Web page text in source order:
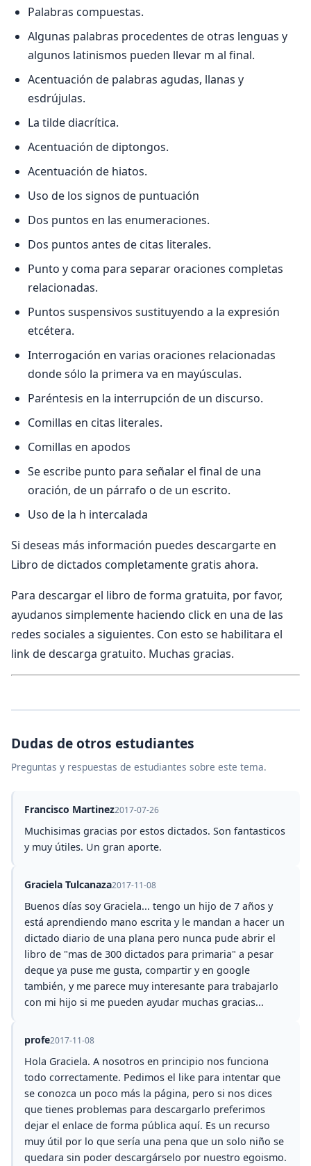
Palabras compuestas.
Algunas palabras procedentes de otras lenguas y
algunos latinismos pueden llevar m al final.
Acentuación de palabras agudas, llanas y
esdrújulas.
La tilde diacrítica.
Acentuación de diptongos.
Acentuación de hiatos.
Uso de los signos de puntuación
Dos puntos en las enumeraciones.
Dos puntos antes de citas literales.
Punto y coma para separar oraciones completas
relacionadas.
Puntos suspensivos sustituyendo a la expresión
etcétera.
Interrogación en varias oraciones relacionadas
donde sólo la primera va en mayúsculas.
Paréntesis en la interrupción de un discurso.
Comillas en citas literales.
Comillas en apodos
Se escribe punto para señalar el final de una
oración, de un párrafo o de un escrito.
Uso de la h intercalada
Si deseas más información puedes descargarte en
Libro de dictados completamente gratis ahora.
Para descargar el libro de forma gratuita, por favor,
ayudanos simplemente haciendo click en una de las
redes sociales a siguientes. Con esto se habilitara el
link de descarga gratuito. Muchas gracias.
Dudas de otros estudiantes
Preguntas y respuestas de estudiantes sobre este tema.
Francisco Martinez2017-07-26
Muchisimas gracias por estos dictados. Son fantasticos
y muy útiles. Un gran aporte.
Graciela Tulcanaza2017-11-08
Buenos días soy Graciela... tengo un hijo de 7 años y
está aprendiendo mano escrita y le mandan a hacer un
dictado diario de una plana pero nunca pude abrir el
libro de "mas de 300 dictados para primaria" a pesar
deque ya puse me gusta, compartir y en google
también, y me parece muy interesante para trabajarlo
con mi hijo si me pueden ayudar muchas gracias...
profe2017-11-08
Hola Graciela. A nosotros en principio nos funciona
todo correctamente. Pedimos el like para intentar que
se conozca un poco más la página, pero si nos dices
que tienes problemas para descargarlo preferimos
dejar el enlace de forma pública aquí. Es un recurso
muy útil por lo que sería una pena que un solo niño se
quedara sin poder descargárselo por nuestro egoismo.